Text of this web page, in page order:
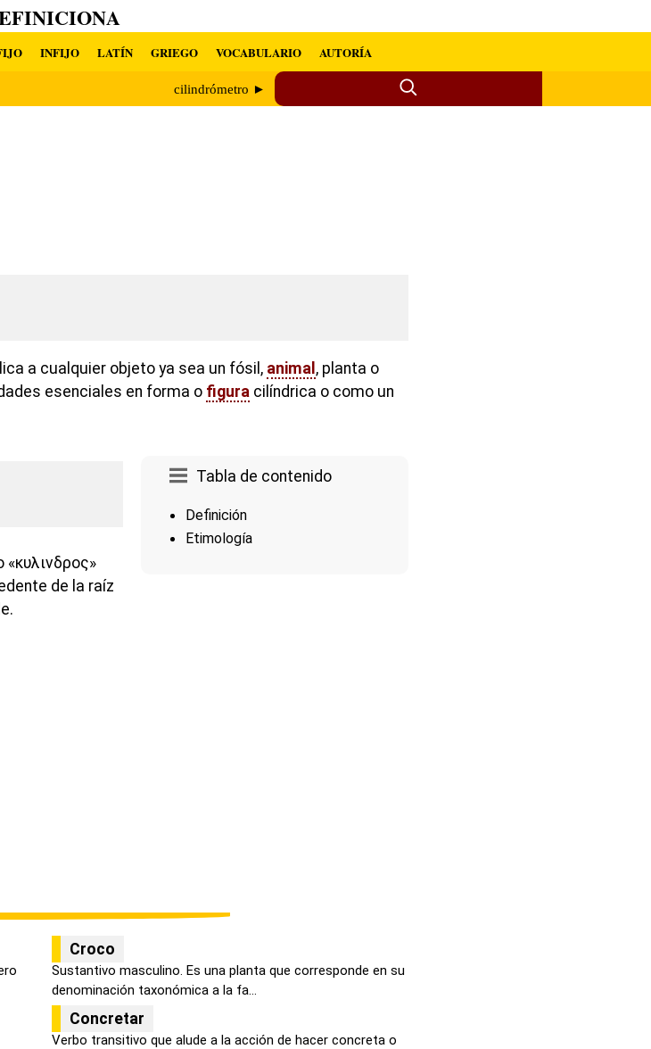
INFIJO LATÍN GRIEGO VOCABULARIO AUTORÍA
cilindrómetro ►
a cualquier objeto ya sea un fósil, animal , planta o
esenciales en forma o figura cilíndrica o como un
Tabla de contenido
Definición
Etimología
de la raíz
Croco
Sustantivo masculino. Es una planta que corresponde en su
denominación taxonómica a la fa...
Concretar
Verbo transitivo que alude a la acción de hacer concreta o